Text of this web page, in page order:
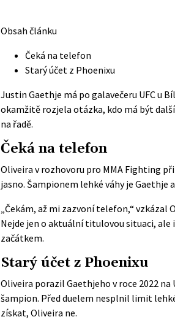
Obsah článku
Čeká na telefon
Starý účet z Phoenixu
Justin Gaethje má po galavečeru UFC u
okamžitě rozjela otázka, kdo má být
na řadě.
Čeká na telefon
Oliveira v rozhovoru pro MMA Fighting
jasno. Šampionem lehké váhy je Gaethje
„Čekám, až mi zazvoní telefon,“ vzkázal
Nejde jen o aktuální titulovou situaci,
začátkem.
Starý účet z Phoenixu
Oliveira porazil Gaethjeho v roce 2022 na
šampion. Před duelem nesplnil limit
získat, Oliveira ne.